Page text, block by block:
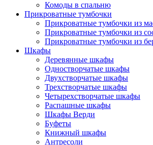
Комоды в спальню
Прикроватные тумбочки
Прикроватные тумбочки из
Прикроватные тумбочки из
Прикроватные тумбочки из
Шкафы
Деревянные шкафы
Одностворчатые шкафы
Двухстворчатые шкафы
Трехстворчатые шкафы
Четырехстворчатые шкафы
Распашные шкафы
Шкафы Верди
Буфеты
Книжный шкафы
Антресоли